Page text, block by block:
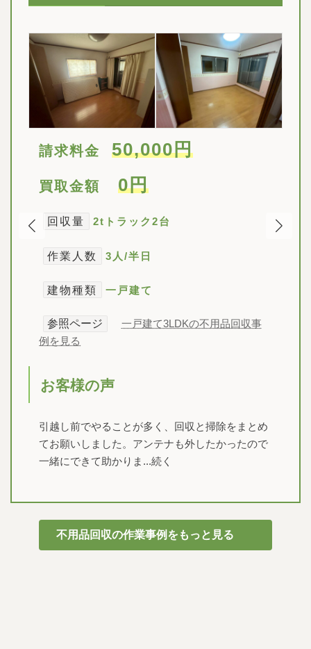
請求料金 50,000円
買取金額 0円
回収量 2t トラック2台
作業人数 3人/半日
建物種類 一戸建て
参照ページ
一戸建て3LDKの不用品回収事
例を見る
お客様の声
引越し前でやることが多く、回収と掃除をまとめ
てお願いしました。アンテナも外したかったので
一緒にできて助かりま...続く
不用品回収の作業事例をもっと見る